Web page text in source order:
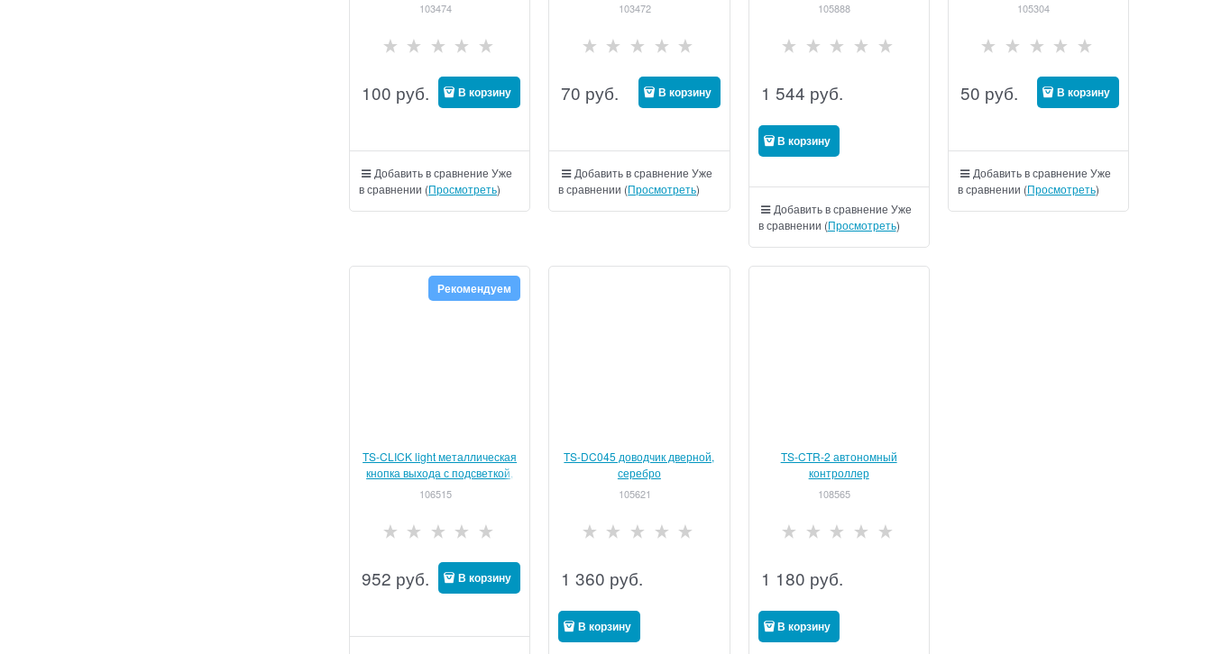
103474
100 руб. В корзину
Добавить в сравнение Уже
в сравнении (Просмотреть)
103472
70 руб. В корзину
Добавить в сравнение Уже
в сравнении (Просмотреть)
105888
1 544 руб.
В корзину
Добавить в сравнение Уже
в сравнении (Просмотреть)
105304
50 руб. В корзину
Добавить в сравнение Уже
в сравнении (Просмотреть)
TS-CLICK light металлическая
кнопка выхода с подсветкой,
накладная
106515
Рекомендуем
952 руб. В корзину
TS-DC045 доводчик дверной,
серебро
105621
1 360 руб.
В корзину
TS-CTR-2 автономный
контроллер
108565
1 180 руб.
В корзину